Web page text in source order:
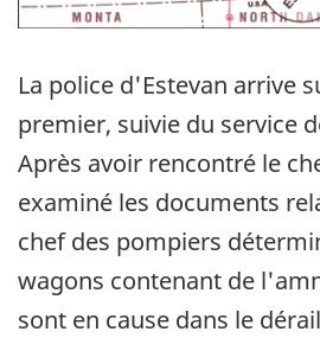
La police d'Estevan arrive
premier, suivie du service
Après avoir rencontré le
examiné les documents
chef des pompiers
wagons contenant de
sont en cause dans le